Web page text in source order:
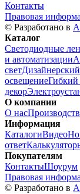
Контакты
Правовая
© Разработано в
Каталог
Светодиодные
и автоматизации
свет
освещениеГибкий
декор
О компании
О нас
Информация
КаталогиВидео
ответ
Покупателям
КонтактыШоурум
Правовая
© Разработано в